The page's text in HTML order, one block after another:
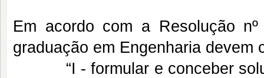
Em acordo com a Resolução
graduação em Engenharia
“I - formular e conceber